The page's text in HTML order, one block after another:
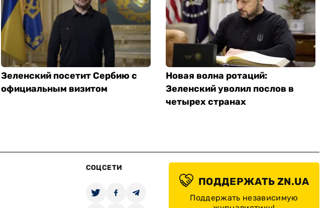
Зеленский посетит Сербию с
официальным визитом
Новая волна ротаций:
Зеленский уволил послов в
четырех странах
СОЦСЕТИ
ПОДДЕРЖАТЬ ZN.UA
Поддержать независимую